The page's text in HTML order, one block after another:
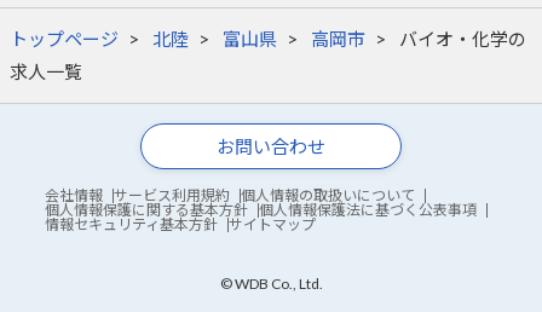
トップページ 北陸 富山県 高岡市
バイオ・化学の
求人一覧
お問い合わせ
会社情報 サービス利用規約
個人情報の取扱いについて
個人情報保護に関する基本方針
個人情報保護法に基づく公表事項
情報セキュリティ基本方針
サイトマップ
© WDB Co., Ltd.